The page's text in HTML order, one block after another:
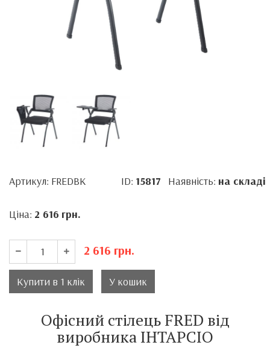
ID: 15817 Наявність: на складі
Артикул: FREDBK
Ціна: 2 616 грн.
2 616 грн.
Купити в 1 клік У кошик
Офісний стілець FRED від
виробника ІНТАРСІО